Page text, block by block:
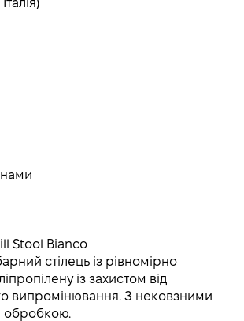
Stool Bianco
стілець із рівномірно
із захистом від
випромінювання. З нековзними
обробкою.